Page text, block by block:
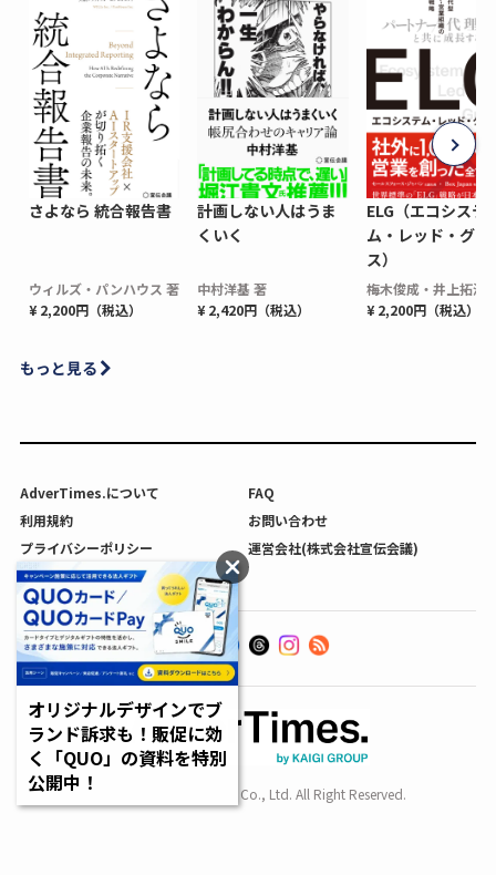
さよなら 統合報告書
ウィルズ・パンハウス 著
¥ 2,200円（税込）
計画しない人はうま
くいく
中村洋基 著
¥ 2,420円（税込）
ELG（エコシステ
ム・レッド・グロ
ス）
梅木俊成・井上拓海
¥ 2,200円（税込）
もっと見る
AdverTimes.について
FAQ
利用規約
お問い合わせ
プライバシーポリシー
運営会社(株式会社宣伝会議)
利用者情報の外部送信について
Copyright SENDENKAIGI Co., Ltd. All Right Reserved.
オリジナルデザインでブ
ランド訴求も！販促に効
く「QUO」の資料を特別
公開中！